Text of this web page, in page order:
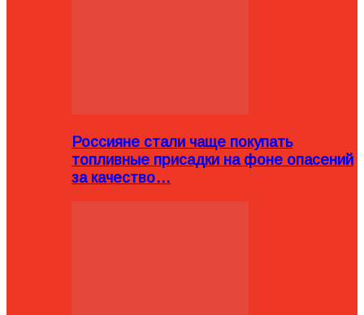
Россияне стали чаще покупать
топливные присадки на фоне опасений
за качество…